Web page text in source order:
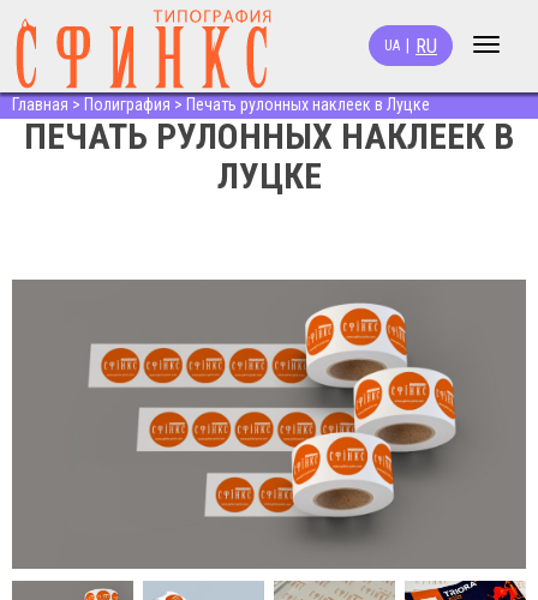
Toggle
UA RU
Главная > Полиграфия > Печать рулонных наклеек в Луцке
ПЕЧАТЬ РУЛОННЫХ НАКЛЕЕК В
ЛУЦКЕ